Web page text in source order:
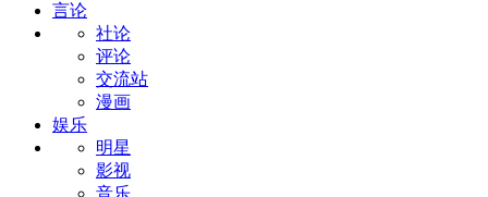
言论
社论
评论
交流站
漫画
娱乐
明星
影视